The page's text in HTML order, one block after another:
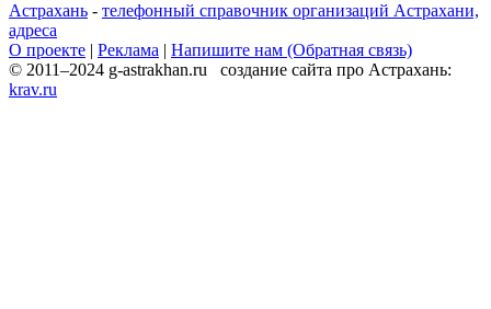
Астрахань - телефонный справочник организаций Астрахани,
адреса
О проекте | Реклама | Напишите нам (Обратная связь)
© 2011–2024 g-astrakhan.ru создание сайта про Астрахань:
krav.ru